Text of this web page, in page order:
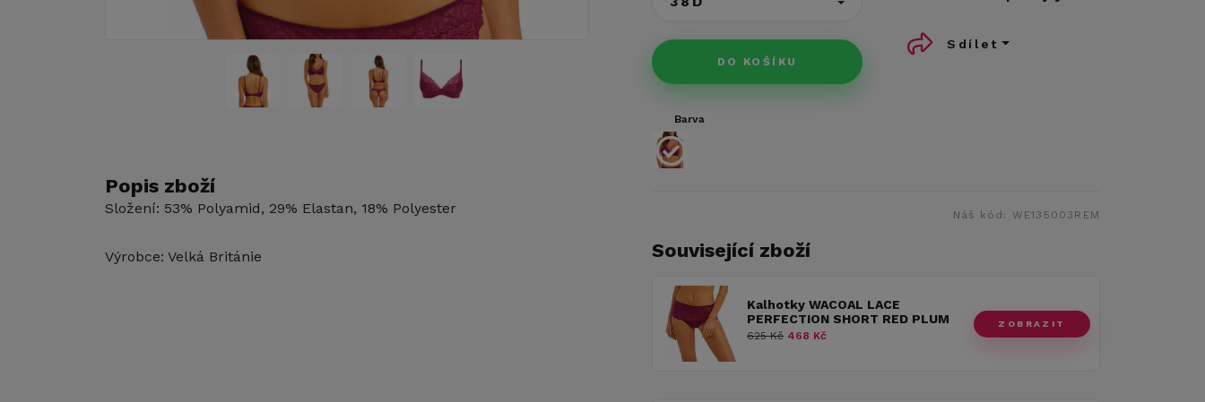
Popis zboží
Složení: 53% Polyamid, 29% Elastan, 18% Polyester
Výrobce: Velká Británie
DO KOŠÍKU
Sdílet
Barva
Náš kód: WE135003REM
Související zboží
Kalhotky WACOAL LACE
PERFECTION SHORT RED PLUM
625 Kč 468 Kč
ZOBRAZIT